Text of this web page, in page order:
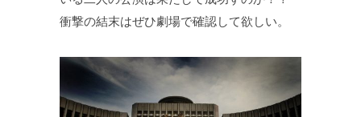
衝撃の結末はぜひ劇場で確認して欲しい。